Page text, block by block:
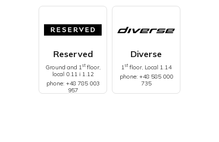
Reserved
Ground and 1 stfloor,
local 0.11 i 1.12
phone: +48 785 003
957
Diverse
1 stfloor, Local 1.14
phone: +48 585 000
735